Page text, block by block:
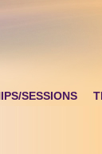
SESSIONS